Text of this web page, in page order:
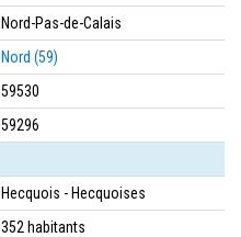
Nord-Pas-de-Calais
Nord (59)
59530
59296
Hecquois - Hecquoises
352 habitants